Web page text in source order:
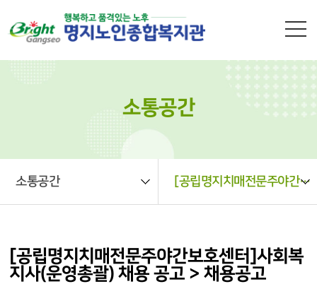
소통공간
소통공간 [공립명지치매전문주야간보호센터]사회복지사(운영총괄) 채용 공고 > 채용공고
[공립명지치매전문주야간보호센터]사회복
지사(운영총괄) 채용 공고 > 채용공고